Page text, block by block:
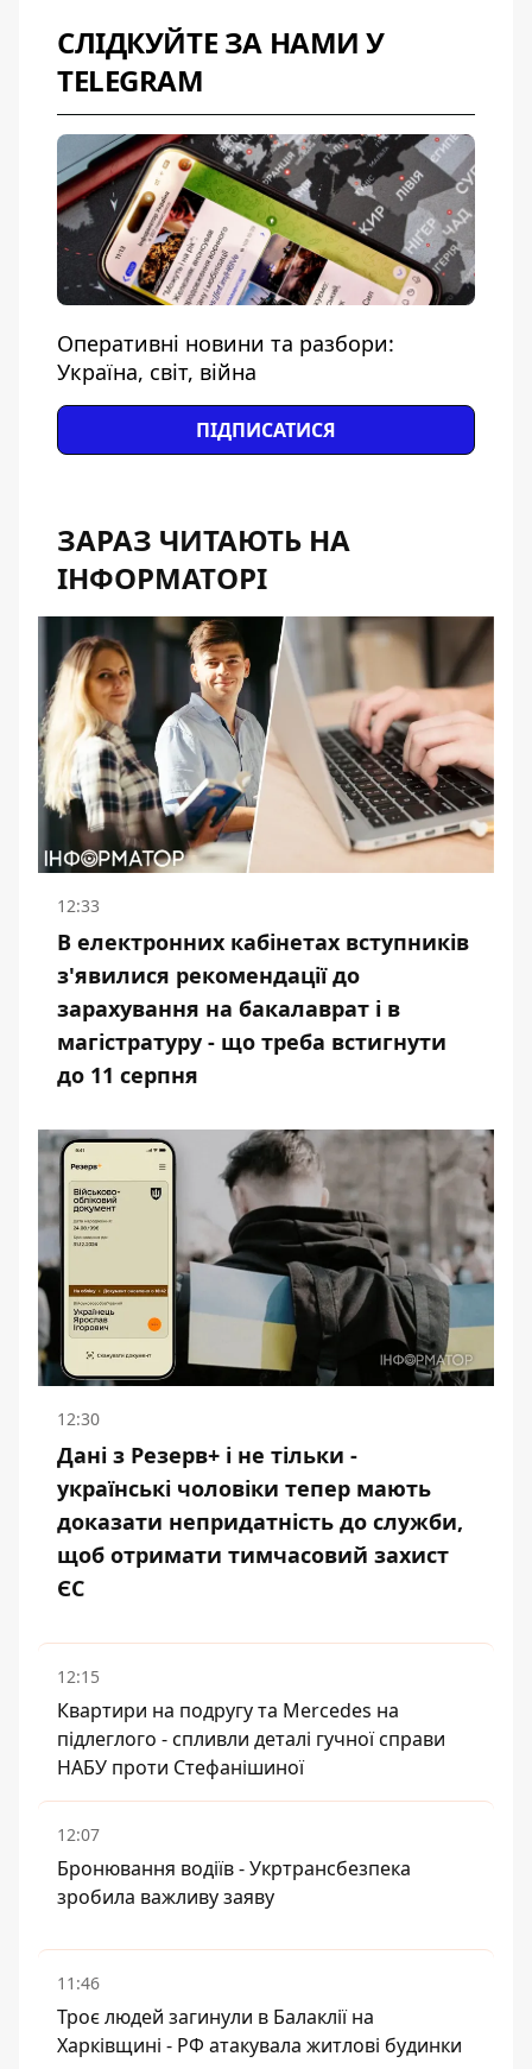
СЛІДКУЙТЕ ЗА НАМИ У
TELEGRAM
Оперативні новини та разбори:
Україна, світ, війна
ПІДПИСАТИСЯ
ЗАРАЗ ЧИТАЮТЬ НА
ІНФОРМАТОРІ
12:33
В електронних кабінетах вступників
з'явилися рекомендації до
зарахування на бакалаврат і в
магістратуру - що треба встигнути
до 11 серпня
12:30
Дані з Резерв+ і не тільки -
українські чоловіки тепер мають
доказати непридатність до служби,
щоб отримати тимчасовий захист
ЄС
12:15
Квартири на подругу та Mercedes на
підлеглого - спливли деталі гучної справи
НАБУ проти Стефанішиної
12:07
Бронювання водіїв - Укртрансбезпека
зробила важливу заяву
11:46
Троє людей загинули в Балаклії на
Харківщині - РФ атакувала житлові будинки